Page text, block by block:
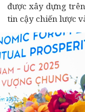
được xây dựng
tin cậy chiến lược